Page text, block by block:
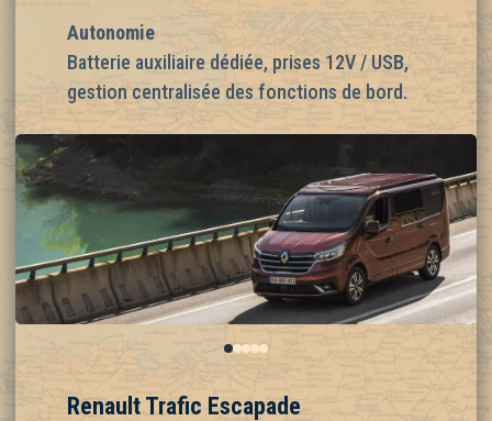
Autonomie
Batterie auxiliaire dédiée, prises 12V / USB,
gestion centralisée des fonctions de bord.
01234
Renault Trafic Escapade